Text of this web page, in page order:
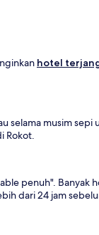
hotel
selama musim
Rokot.
penuh". Banyak
dari 24 jam